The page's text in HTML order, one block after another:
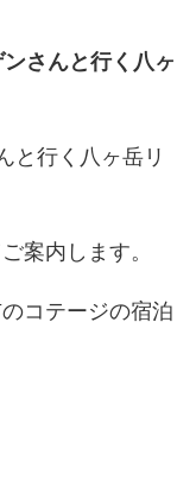
さんと行く八ヶ
と行く八ヶ岳リ
案内します。
コテージの宿泊